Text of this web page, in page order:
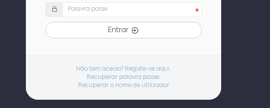
Entrar
Não tem acesso? Registe-se aqui.
Recuperar palavra passe.
Recuperar o nome de utilizador